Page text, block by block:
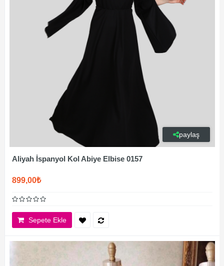
paylaş
Aliyah İspanyol Kol Abiye Elbise 0157
899,00₺
Sepete Ekle